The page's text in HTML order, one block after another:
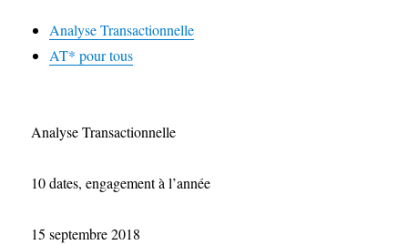
Analyse Transactionnelle
AT* pour tous
Analyse Transactionnelle
10 dates, engagement à l’année
15 septembre 2018